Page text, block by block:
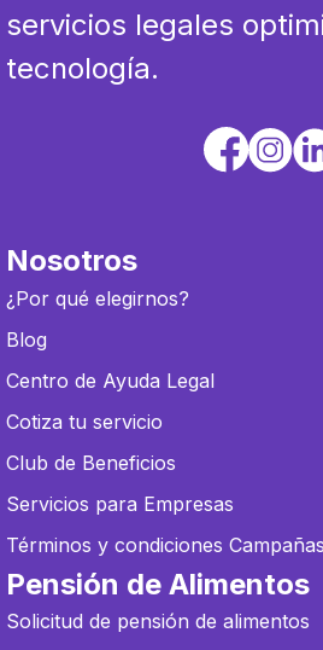
servicios legales
tecnología.
Nosotros
¿Por qué elegirnos?
Blog
Centro de Ayuda Legal
Cotiza tu servicio
Club de Beneficios
Servicios para Empresas
Términos y condiciones Campañas
Pensión de Alimentos
Solicitud de pensión de alimentos